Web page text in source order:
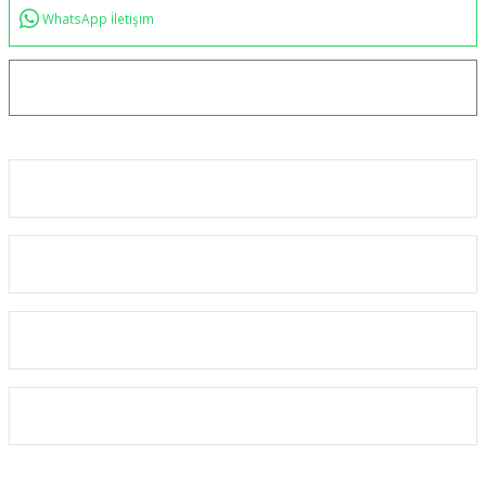
WhatsApp İletişim